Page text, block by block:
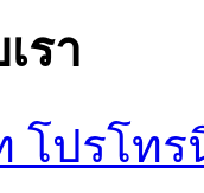
รา
โปรโทร